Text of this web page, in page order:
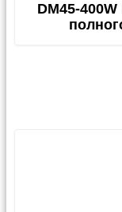
DM45-